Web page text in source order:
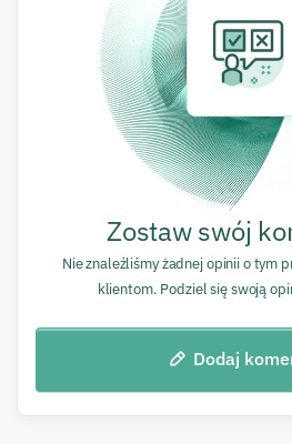
Zostaw swój
Nie znaleźliśmy żadnej opinii o tym
klientom. Podziel się swoją
Dodaj